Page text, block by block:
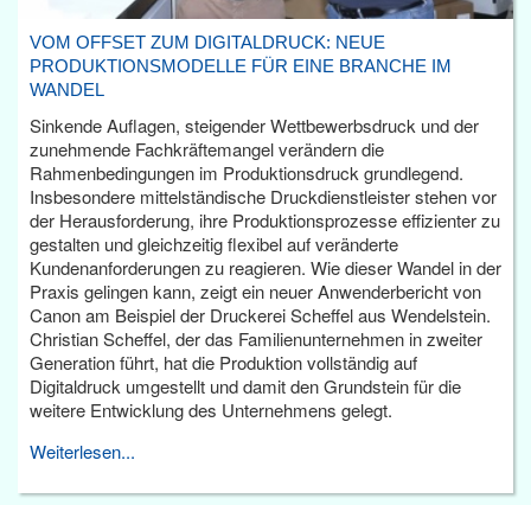
VOM OFFSET ZUM DIGITALDRUCK: NEUE
PRODUKTIONSMODELLE FÜR EINE BRANCHE IM
WANDEL
Sinkende Auflagen, steigender Wettbewerbsdruck und der
zunehmende Fachkräftemangel verändern die
Rahmenbedingungen im Produktionsdruck grundlegend.
Insbesondere mittelständische Druckdienstleister stehen vor
der Herausforderung, ihre Produktionsprozesse effizienter zu
gestalten und gleichzeitig flexibel auf veränderte
Kundenanforderungen zu reagieren. Wie dieser Wandel in der
Praxis gelingen kann, zeigt ein neuer Anwenderbericht von
Canon am Beispiel der Druckerei Scheffel aus Wendelstein.
Christian Scheffel, der das Familienunternehmen in zweiter
Generation führt, hat die Produktion vollständig auf
Digitaldruck umgestellt und damit den Grundstein für die
weitere Entwicklung des Unternehmens gelegt.
Weiterlesen...